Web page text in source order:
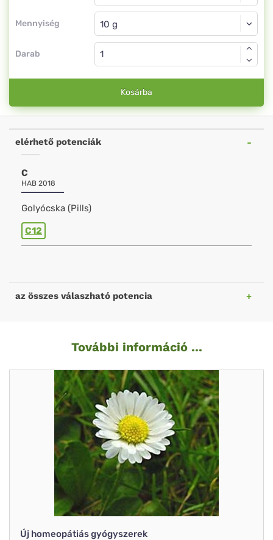
Mennyiség
Golyócska
Darab
Kosárba
elérhető potenciák
C
HAB 2018
Golyócska (Pills)
C12
az összes válaszható potencia
További információ ...
Új homeopátiás gyógyszerek